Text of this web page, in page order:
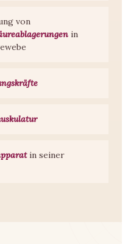
von
in
in seiner